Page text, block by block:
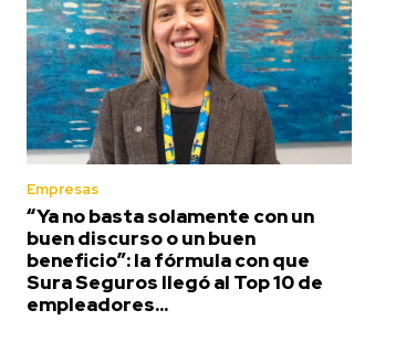
Empresas
“Ya no basta solamente con un
buen discurso o un buen
beneficio”: la fórmula con que
Sura Seguros llegó al Top 10 de
empleadores...